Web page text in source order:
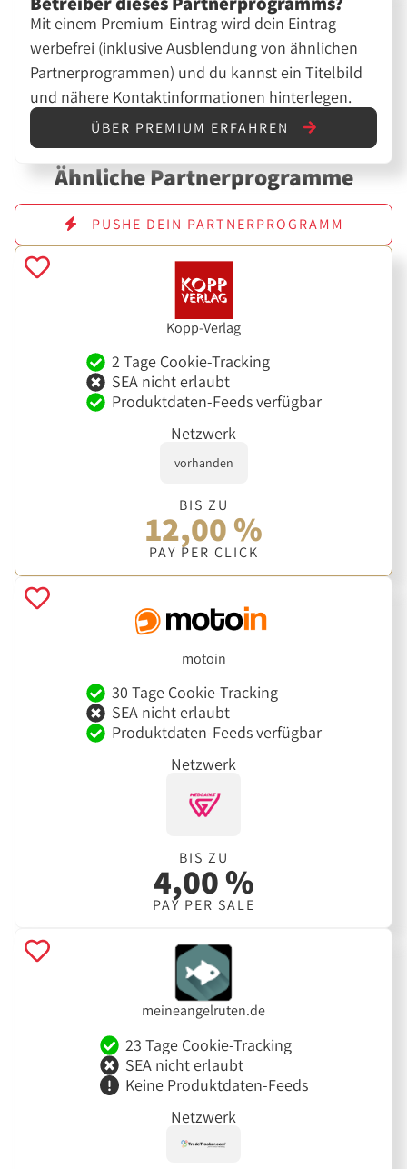
Mit einem Premium-Eintrag wird dein Eintrag
werbefrei (inklusive Ausblendung von ähnlichen
Partnerprogrammen) und du kannst ein Titelbild
und nähere Kontaktinformationen hinterlegen.
ÜBER PREMIUM ERFAHREN
Ähnliche Partnerprogramme
PUSHE DEIN PARTNERPROGRAMM
Kopp-Verlag
2 Tage Cookie-Tracking
SEA nicht erlaubt
Produktdaten-Feeds verfügbar
Netzwerk
vorhanden
BIS ZU
12,00 %
PAY PER CLICK
motoin
30 Tage Cookie-Tracking
SEA nicht erlaubt
Produktdaten-Feeds verfügbar
Netzwerk
BIS ZU
4,00 %
PAY PER SALE
meineangelruten.de
23 Tage Cookie-Tracking
SEA nicht erlaubt
Keine Produktdaten-Feeds
Netzwerk